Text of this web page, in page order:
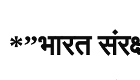
*”भारत